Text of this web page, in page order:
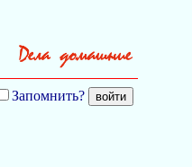
Запомнить?